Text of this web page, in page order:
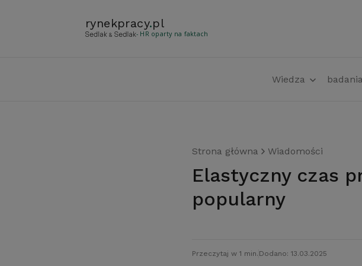
rynekpracy.pl
- HR oparty na faktach
Wiedza badania
Strona główna Wiadomości
Elastyczny czas pracy wciąż mało
popularny
Przeczytaj w 1 min. Dodano: 13.03.2025